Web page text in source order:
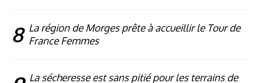
8 La région de Morges prête à accueillir le Tour de
France Femmes
La sécheresse est sans pitié pour les terrains de